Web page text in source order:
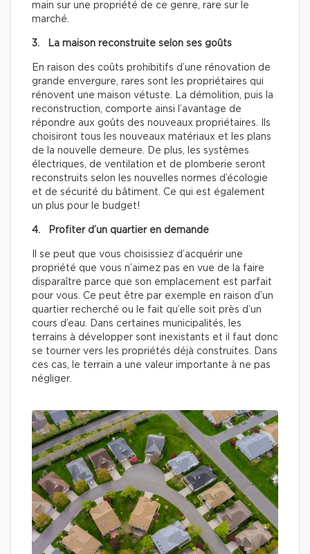
main sur une propriété de ce genre, rare sur le
marché.
3. La maison reconstruite selon ses goûts
En raison des coûts prohibitifs d’une rénovation de
grande envergure, rares sont les propriétaires qui
rénovent une maison vétuste. La démolition, puis la
reconstruction, comporte ainsi l’avantage de
répondre aux goûts des nouveaux propriétaires. Ils
choisiront tous les nouveaux matériaux et les plans
de la nouvelle demeure. De plus, les systèmes
électriques, de ventilation et de plomberie seront
reconstruits selon les nouvelles normes d’écologie
et de sécurité du bâtiment. Ce qui est également
un plus pour le budget!
4. Profiter d’un quartier en demande
Il se peut que vous choisissiez d’acquérir une
propriété que vous n’aimez pas en vue de la faire
disparaître parce que son emplacement est parfait
pour vous. Ce peut être par exemple en raison d’un
quartier recherché ou le fait qu’elle soit près d’un
cours d’eau. Dans certaines municipalités, les
terrains à développer sont inexistants et il faut donc
se tourner vers les propriétés déjà construites. Dans
ces cas, le terrain a une valeur importante à ne pas
négliger.